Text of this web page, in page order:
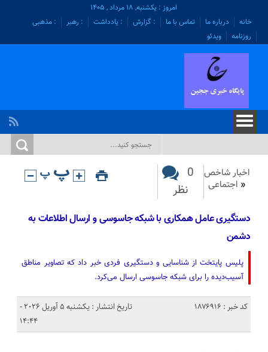
امروز : یکشنبه, ۱۸ مرداد , ۱۴۰۵
خانه
درباره ما تماس با ما : گزارش : یادداشت : رهبر
: مذهبی
روزنامه
ویدئو
اخبار شاخص
« اجتماعی
0
نظر
دستگیری عامل همکاری با شبکه جاسوسی و ارسال اطلاعات به
دشمن
پلیس پایتخت از شناسایی و دستگیری فردی خبر داد که تصاویر مناطق
آسیب‌دیده را برای شبکه جاسوسی ارسال می‌کرد.
کد خبر : 1876916
تاریخ انتشار : یکشنبه 5 آوریل 2026 -
14:44